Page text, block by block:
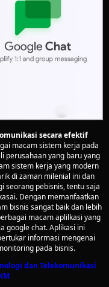
secara efektif
macam sistem kerja pada
perusahaan yang baru yang
sistem kerja yang modern
di zaman milenial ini dan
seorang pebisnis, tentu saja
Dengan memanfaatkan
bisnis sangat baik dan lebih
macam aplilkasi yang
google chat. Aplikasi ini
informasi mengenai
pada bisnis.
dan Telekomunikasi